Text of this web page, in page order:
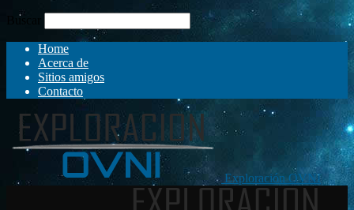
Buscar
Home
Acerca de
Sitios amigos
Contacto
Exploración OVNI